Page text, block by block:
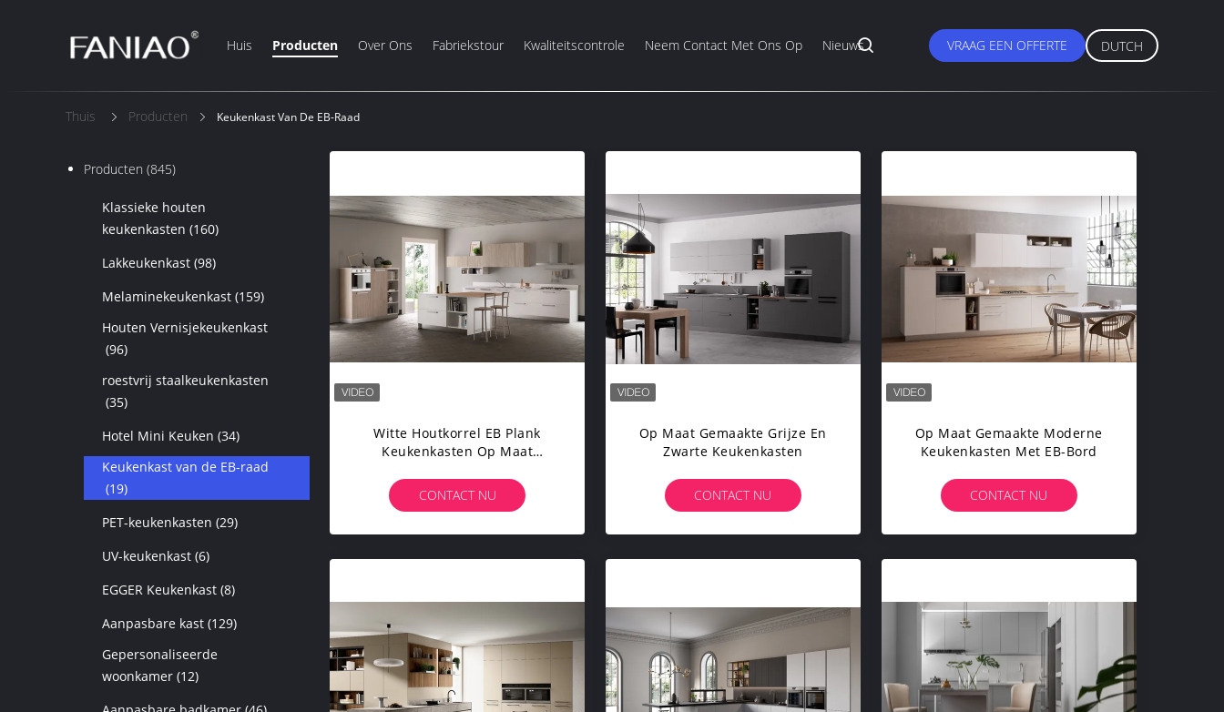
Huis Producten Over Ons Fabriekstour Kwaliteitscontrole Neem Contact Met Ons Op Nieuws VRAAG EEN OFFERTE DUTCH
Thuis Producten Keukenkast Van De EB-Raad
Producten (845)
Klassieke houten
keukenkasten (160)
Lakkeukenkast (98)
Melaminekeukenkast (159)
Houten Vernisjekeukenkast
(96)
roestvrij staalkeukenkasten
(35)
Hotel Mini Keuken (34)
Keukenkast van de EB-raad
(19)
PET-keukenkasten (29)
UV-keukenkast (6)
EGGER Keukenkast (8)
Aanpasbare kast (129)
Gepersonaliseerde
woonkamer (12)
Witte Houtkorrel EB Plank
Keukenkasten Op Maat
CONTACT NU
Op Maat Gemaakte Grijze En
Zwarte Keukenkasten
CONTACT NU
Op Maat Gemaakte Moderne
Keukenkasten Met EB-Bord
CONTACT NU